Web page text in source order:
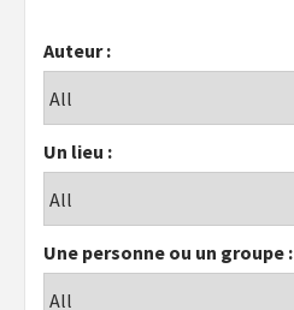
Auteur :
Un lieu :
Une personne ou un groupe :